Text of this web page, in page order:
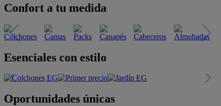
Confort a tu medida
Esenciales con estilo
Oportunidades únicas